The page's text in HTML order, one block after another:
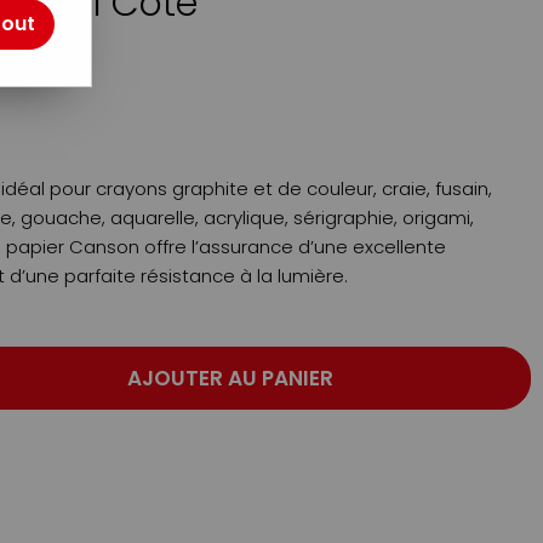
avis !
pour crayons graphite et de couleur, craie, fusain,
gouache, aquarelle, acrylique, sérigraphie, origami,
Canson offre l’assurance d’une excellente
parfaite résistance à la lumière.
AJOUTER AU PANIER